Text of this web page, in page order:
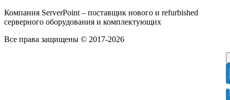
Компания ServerPoint – поставщик нового и refurbished
серверного оборудования и комплектующих
Все права защищены © 2017-2026